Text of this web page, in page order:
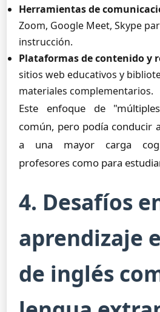
Herramientas de
Zoom, Google Meet, Skype
instrucción.
Plataformas de contenido y
sitios web educativos y
materiales complementarios.
Este enfoque de
común, pero podía conducir
a una mayor carga
profesores como para
4. Desafíos
aprendizaje
de inglés